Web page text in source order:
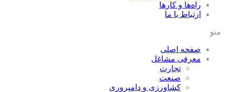
راه‌ها و كارها
ارتباط با ما
منو
صفحه اصلی
معرفی مشاغل
تجارت
صنعت
كشاورزی و دامپروری